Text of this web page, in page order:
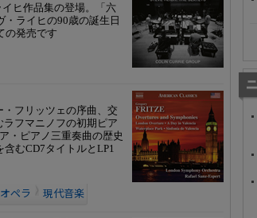
ヒ作品集の登場。「六
ライヒの90歳の誕生日
の発売です
フリッツェの序曲、交
フマニノフの初期ピア
・ピアノ三重奏曲の歴史
むCD7タイトルとLP1
オペラ 現代音楽